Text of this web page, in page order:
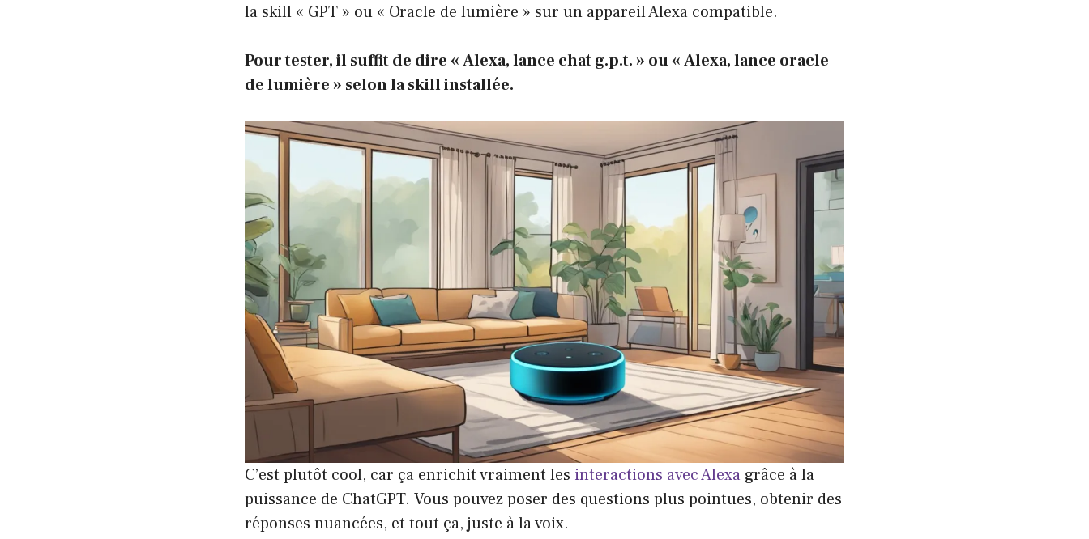
la skill « GPT » ou « Oracle de lumière » sur un appareil Alexa compatible.
Pour tester, il suffit de dire « Alexa, lance chat g.p.t. » ou « Alexa, lance oracle
de lumière » selon la skill installée.
C’est plutôt cool, car ça enrichit vraiment les interactions avec Alexa grâce à la
puissance de ChatGPT. Vous pouvez poser des questions plus pointues, obtenir des
réponses nuancées, et tout ça, juste à la voix.